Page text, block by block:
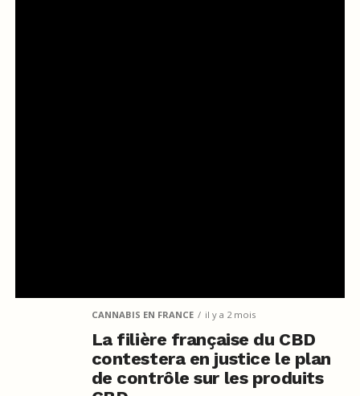
CANNABIS EN FRANCE il y a 2 mois
La filière française du CBD
contestera en justice le plan
de contrôle sur les produits